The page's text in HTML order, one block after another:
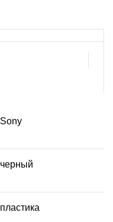
Sony
черный
пластика